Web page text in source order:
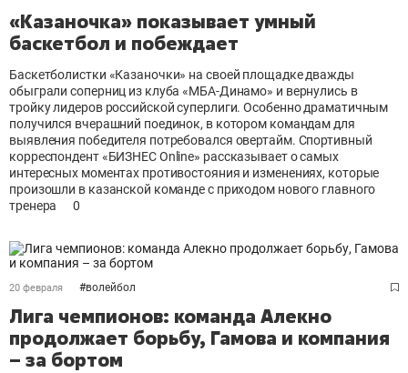
«Казаночка» показывает умный
баскетбол и побеждает
Баскетболистки «Казаночки» на своей площадке дважды
обыграли соперниц из клуба «МБА-Динамо» и вернулись в
тройку лидеров российской суперлиги. Особенно драматичным
получился вчерашний поединок, в котором командам для
выявления победителя потребовался овертайм. Спортивный
корреспондент «БИЗНЕС Online» рассказывает о самых
интересных моментах противостояния и изменениях, которые
произошли в казанской команде с приходом нового главного
тренера
0
20 февраля #волейбол
Лига чемпионов: команда Алекно
продолжает борьбу, Гамова и компания
– за бортом